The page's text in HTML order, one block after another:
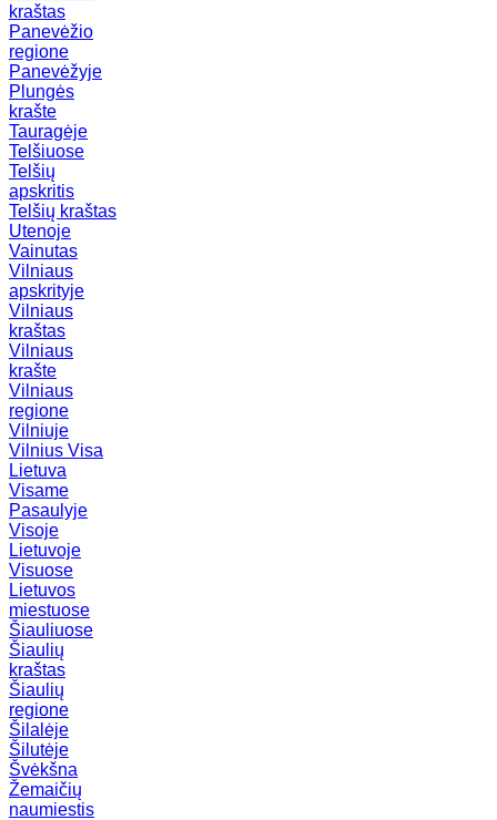
kraštas
Panevėžio
regione
Panevėžyje
Plungės
krašte
Tauragėje
Telšiuose
Telšių
apskritis
Telšių kraštas
Utenoje
Vainutas
Vilniaus
apskrityje
Vilniaus
kraštas
Vilniaus
krašte
Vilniaus
regione
Vilniuje
Vilnius Visa
Lietuva
Visame
Pasaulyje
Visoje
Lietuvoje
Visuose
Lietuvos
miestuose
Šiauliuose
Šiaulių
kraštas
Šiaulių
regione
Šilalėje
Šilutėje
Švėkšna
Žemaičių
naumiestis